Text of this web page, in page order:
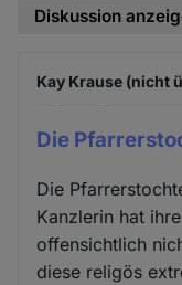
Diskussion
Kay Krause (nicht
Die
Die
Kanzlerin hat
offensichtlich
diese religös